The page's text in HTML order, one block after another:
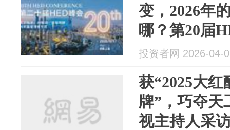
变，2026年
哪？第20届
重磅启幕
投资者网 2026-04-
获“2025大
牌”，巧夺天
视主持人采